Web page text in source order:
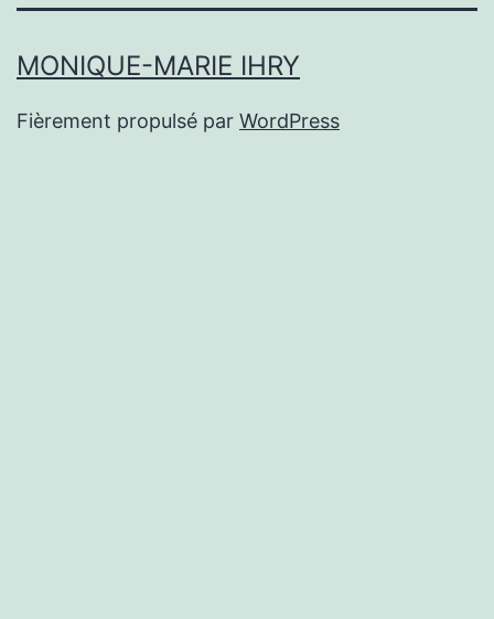
MONIQUE-MARIE IHRY
Fièrement propulsé par WordPress